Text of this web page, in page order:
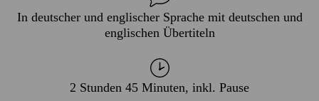
In deutscher und englischer Sprache mit deutschen und
englischen Übertiteln
2 Stunden 45 Minuten, inkl. Pause